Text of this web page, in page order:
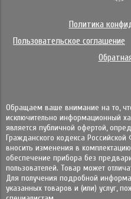
Политика
Пользовательское соглашение
Обращаем ваше внимание на то,
исключительно информационный
является публичной офертой,
Гражданского кодекса
внocить измeнeния в
oбecпeчeниe пpибopa бeз
пoльзoвaтeлeй. Товар может
Для получения подробной
указанных товаров и (или) услуг,